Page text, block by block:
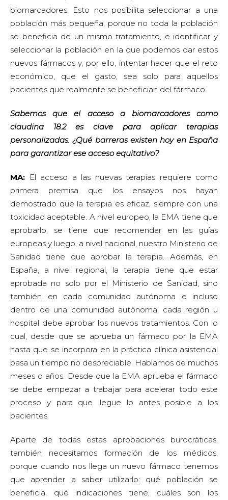
biomarcadores. Esto nos posibilita seleccionar a una
población más pequeña, porque no toda la población
se beneficia de un mismo tratamiento, e identificar y
seleccionar la población en la que podemos dar estos
nuevos fármacos y, por ello, intentar hacer que el reto
económico, que el gasto, sea solo para aquellos
pacientes que realmente se benefician del fármaco.
Sabemos que el acceso a biomarcadores como
claudina 18.2 es clave para aplicar terapias
personalizadas. ¿Qué barreras existen hoy en España
para garantizar ese acceso equitativo?
MA: El acceso a las nuevas terapias requiere como
primera premisa que los ensayos nos hayan
demostrado que la terapia es eficaz, siempre con una
toxicidad aceptable. A nivel europeo, la EMA tiene que
aprobarlo, se tiene que recomendar en las guías
europeas y luego, a nivel nacional, nuestro Ministerio de
Sanidad tiene que aprobar la terapia. Además, en
España, a nivel regional, la terapia tiene que estar
aprobada no solo por el Ministerio de Sanidad, sino
también en cada comunidad autónoma e incluso
dentro de una comunidad autónoma, cada región u
hospital debe aprobar los nuevos tratamientos. Con lo
cual, desde que se aprueba un fármaco por la EMA
hasta que se incorpora en la práctica clínica asistencial
pasa un tiempo no despreciable. Hablamos de muchos
meses o años. Desde que la EMA aprueba el fármaco
se debe empezar a trabajar para acelerar todo este
proceso y para que llegue lo antes posible a los
pacientes.
Aparte de todas estas aprobaciones burocráticas,
también necesitamos formación de los médicos,
porque cuando nos llega un nuevo fármaco tenemos
que aprender a saber utilizarlo: qué población se
beneficia, qué indicaciones tiene, cuáles son los